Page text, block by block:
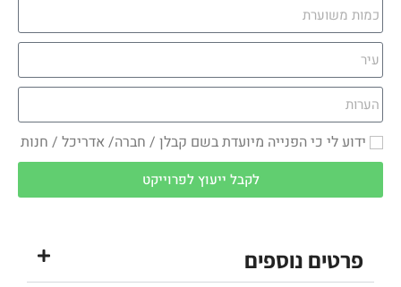
ידוע לי כי הפנייה מיועדת בשם קבלן / חברה/ אדריכל / חנות
לקבל ייעוץ לפרוייקט
פרטים נוספים